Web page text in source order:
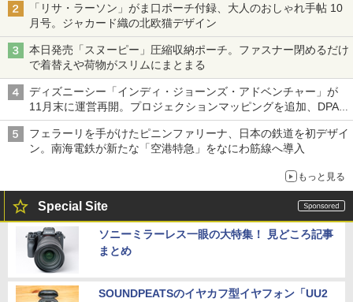
「リサ・ラーソン」がま口ポーチ付録、大人のおしゃれ手帖 10
月号。ジャカード織の北欧猫デザイン
本日発売「スヌーピー」圧縮収納ポーチ。ファスナー閉めるだけ
で着替えや荷物がスリムにまとまる
ディズニーシー「インディ・ジョーンズ・アドベンチャー」が
11月末に運営再開。プロジェクションマッピングを追加、DPA
は1500円
フェラーリを手がけたピニンファリーナ、日本の鉄道を初デザイ
ン。南海電鉄が新たな「空港特急」をなにわ筋線へ導入
もっと見る
Special Site
ソニーミラーレス一眼の大特集！ 見どころ記事
まとめ
SOUNDPEATSのイヤカフ型イヤフォン「UU2